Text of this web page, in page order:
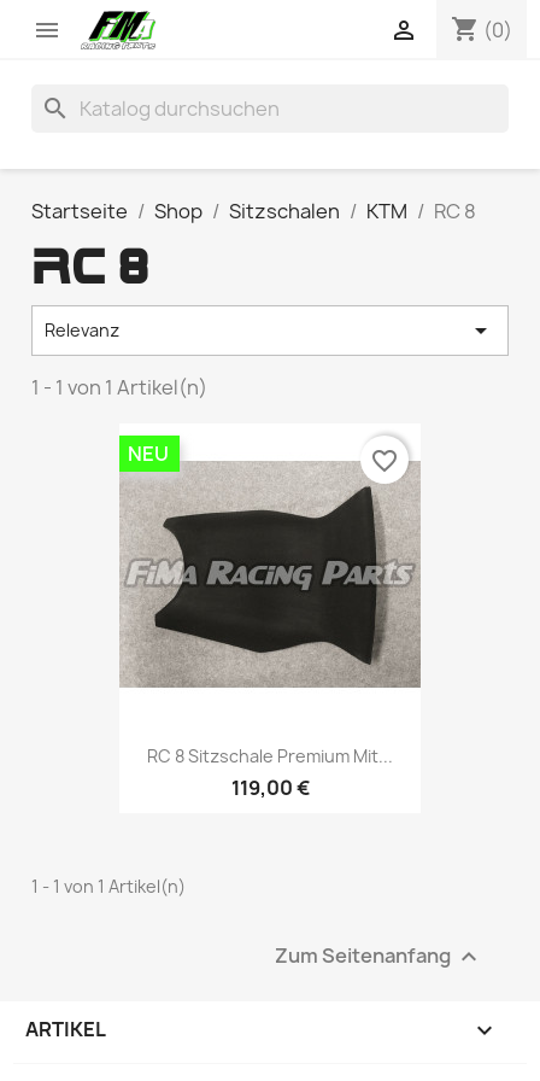
 shopping_cart (0)

search
Startseite Shop Sitzschalen KTM RC 8
RC 8
Relevanz 
1 - 1 von 1 Artikel(n)
RC 8 Sitzschale Premium Mit...
119,00 €
NEU favorite_border
1 - 1 von 1 Artikel(n)
Zum Seitenanfang 
ARTIKEL 